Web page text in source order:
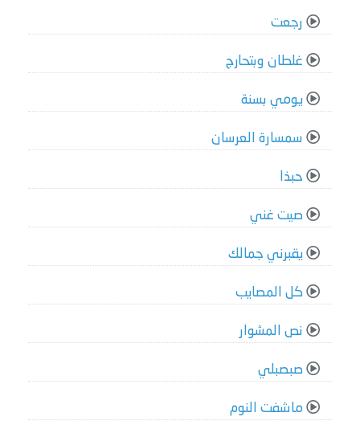
رجعت
غلطان وبتحارج
يومي بسنة
سمسارة العرسان
حبذا
صيت غني
يقبرني جمالك
كل المصايب
نص المشوار
صبصبلي
ماشفت النوم